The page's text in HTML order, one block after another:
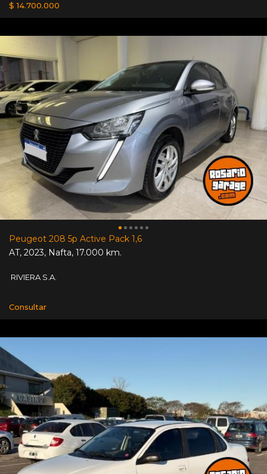
$ 14.700.000
Peugeot 208 5p Active Pack 1,6
AT, 2023, Nafta, 17.000 km.
RIVIERA S.A.
Consultar